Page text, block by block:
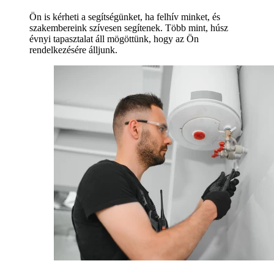
Ön is kérheti a segítségünket, ha felhív minket, és
szakembereink szívesen segítenek. Több mint, húsz
évnyi tapasztalat áll mögöttünk, hogy az Ön
rendelkezésére álljunk.